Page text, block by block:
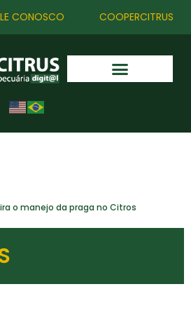
CONOSCO COOPERCITRUS
o manejo da praga no Citros